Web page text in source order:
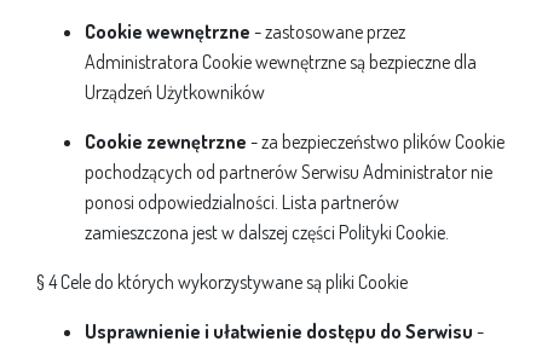
Cookie wewnętrzne - zastosowane przez
Administratora Cookie wewnętrzne są bezpieczne dla
Urządzeń Użytkowników
Cookie zewnętrzne - za bezpieczeństwo plików Cookie
pochodzących od partnerów Serwisu Administrator nie
ponosi odpowiedzialności. Lista partnerów
zamieszczona jest w dalszej części Polityki Cookie.
§ 4 Cele do których wykorzystywane są pliki Cookie
Usprawnienie i ułatwienie dostępu do Serwisu -